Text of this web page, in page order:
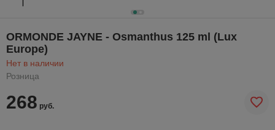
ORMONDE JAYNE - Osmanthus 125 ml (Lux
Europe)
Нет в наличии
Розница
268 руб.